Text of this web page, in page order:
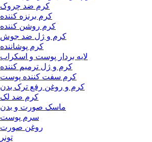
کرم ضد چروک
کرم برنزه کننده
کرم روشن کننده
کرم و ژل ضد جوش
کرم پوشاننده
لایه بردار پوست و اسکراب
کرم و ژل ترمیم کننده
کرم سفت کننده پوست
کرم و روغن رفع ترک بدن
کرم ضد لک
ماسک صورت و بدن
سرم پوست
روغن صورت
تونر